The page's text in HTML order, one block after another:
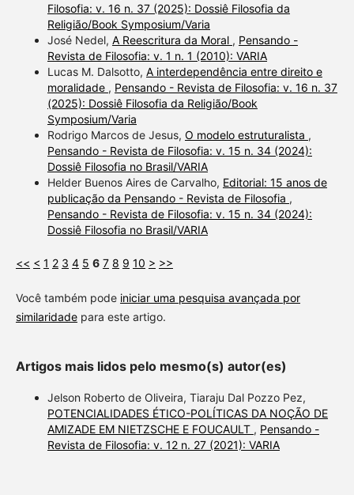
Filosofia: v. 16 n. 37 (2025): Dossiê Filosofia da
Religião/Book Symposium/Varia
José Nedel, A Reescritura da Moral , Pensando -
Revista de Filosofia: v. 1 n. 1 (2010): VARIA
Lucas M. Dalsotto, A interdependência entre direito e
moralidade , Pensando - Revista de Filosofia: v. 16 n. 37
(2025): Dossiê Filosofia da Religião/Book
Symposium/Varia
Rodrigo Marcos de Jesus, O modelo estruturalista ,
Pensando - Revista de Filosofia: v. 15 n. 34 (2024):
Dossiê Filosofia no Brasil/VARIA
Helder Buenos Aires de Carvalho, Editorial: 15 anos de
publicação da Pensando - Revista de Filosofia ,
Pensando - Revista de Filosofia: v. 15 n. 34 (2024):
Dossiê Filosofia no Brasil/VARIA
<< < 1 2 3 4 5 6 7 8 9 10 > >>
Você também pode iniciar uma pesquisa avançada por
similaridadepara este artigo.
Artigos mais lidos pelo mesmo(s) autor(es)
Jelson Roberto de Oliveira, Tiaraju Dal Pozzo Pez,
POTENCIALIDADES ÉTICO-POLÍTICAS DA NOÇÃO DE
AMIZADE EM NIETZSCHE E FOUCAULT , Pensando -
Revista de Filosofia: v. 12 n. 27 (2021): VARIA